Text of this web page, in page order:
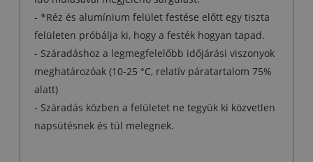
- *Réz és alumínium felület festése előtt egy tiszta
felületen próbálja ki, hogy a festék hogyan tapad.
- Száradáshoz a legmegfelelőbb időjárási viszonyok
meghatározóak (10-25 °C, relatív páratartalom 75%
alatt)
- Száradás közben a felületet ne tegyük ki közvetlen
napsütésnek és túl melegnek.